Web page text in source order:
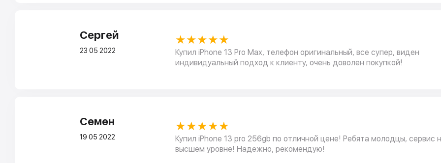
Сергей
23 05 2022
★★★★★
Купил iPhone 13 Pro Max, телефон оригинальный, все супер, виден
индивидуальный подход к клиенту, очень доволен покупкой!
Семен
19 05 2022
★★★★★
Купил iPhone 13 pro 256gb по отличной цене! Ребята молодцы, сервис
высшем уровне! Надежно, рекомендую!